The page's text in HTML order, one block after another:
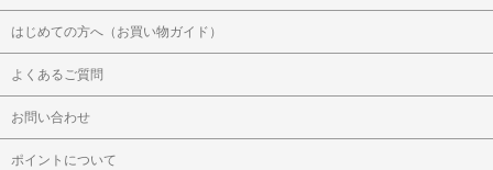
はじめての方へ（お買い物ガイド）
よくあるご質問
お問い合わせ
ポイントについて